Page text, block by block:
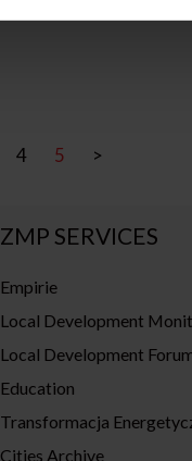
4 5 >
ZMP SERVICES
Empirie
Local Development
Local Development
Education
Transformacja
Cities Archive